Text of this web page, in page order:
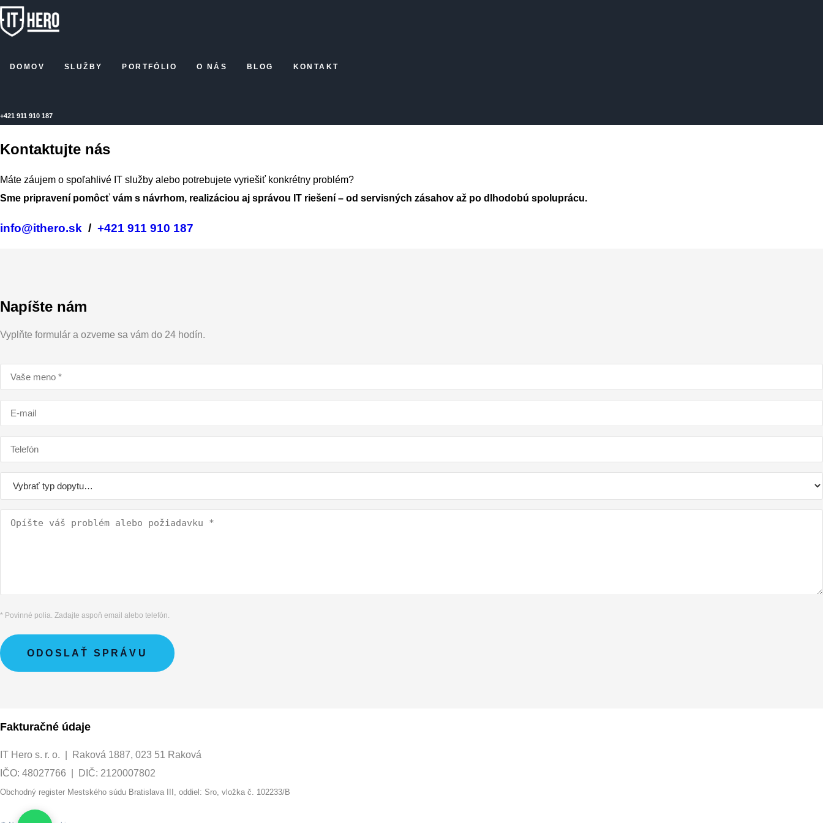
DOMOV SLUŽBY PORTFÓLIO O NÁS BLOG KONTAKT
+421 911 910 187
Kontaktujte nás
Máte záujem o spoľahlivé IT služby alebo potrebujete vyriešiť konkrétny problém?
Sme pripravení pomôcť vám s návrhom, realizáciou aj správou IT riešení – od servisných zásahov až po dlhodobú spoluprácu.
info@ithero.sk / +421 911 910 187
Napíšte nám
Vyplňte formulár a ozveme sa vám do 24 hodín.
* Povinné polia. Zadajte aspoň email alebo telefón.
ODOSLAŤ SPRÁVU
Fakturačné údaje
IT Hero s. r. o. | Raková 1887, 023 51 Raková
IČO: 48027766 | DIČ: 2120007802
Obchodný register Mestského súdu Bratislava III, oddiel: Sro, vložka č. 102233/B